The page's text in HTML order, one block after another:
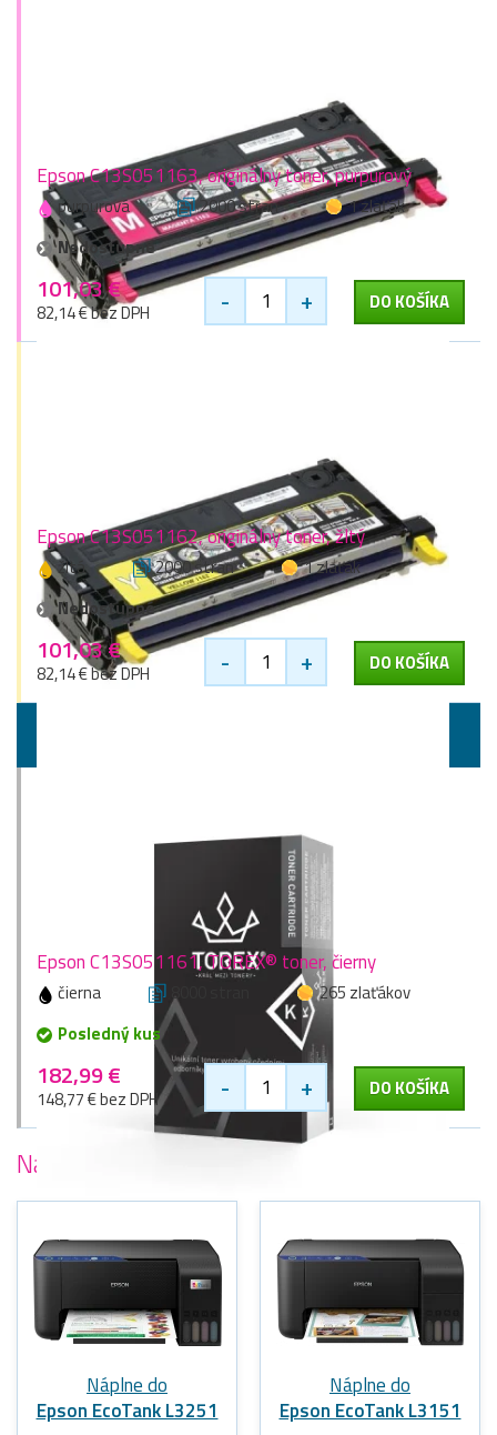
Epson C13S051163, originálny toner, purpurový
purpurová 2000 stran
1 zlaťák
Nedostupné
101,03 €
82,14 € bez DPH - + DO KOŠÍKA
Epson C13S051162, originálny toner, žltý
žltá 2000 stran
1 zlaťák
Nedostupné
101,03 €
82,14 € bez DPH - + DO KOŠÍKA
Epson C13S051161, TOREX® toner, čierny
čierna 8000 stran
265 zlaťákov
Posledný kus
182,99 €
148,77 € bez DPH - + DO KOŠÍKA
Najobľúbenejšie
Náplne do
Epson EcoTank L3251
Náplne do
Epson EcoTank L3151